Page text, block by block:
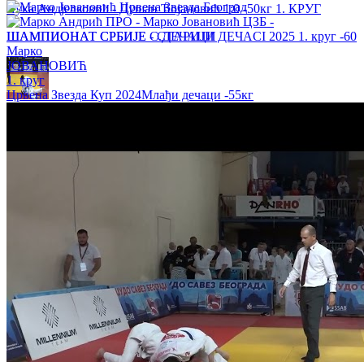
Лука Андјелковић - Душан Ћојановић 1:0 -50кг 1. КРУГ
ШАМПИОНАТ СРБИЈЕ С.ДЕЧАЦИ
ШАМПИОНАТ СРБИЈЕ С.ДЕЧАЦИ
Дамјана Пантић - Емилија Шаровић 0:1 -57кг 1/2 ФИНАЛЕ
ШАМПИОНАТ СРБИЈЕ С.ДЕЧАЦИ
Михајло Марић - Вања Ковачевић 1:0 -73кг 1/4 ФИНАЛЕ
Марко
ЈОВАНОВИЋ
1. круг
Црвена Звезда Куп 2024Млађи дечаци -55кг